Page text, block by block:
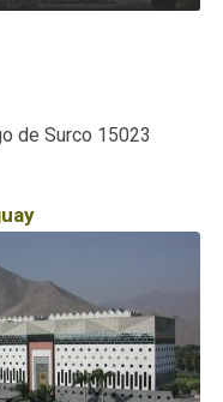
de Surco 15023